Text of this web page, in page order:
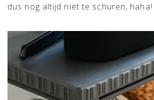
dus nog altijd niet te schuren, haha!